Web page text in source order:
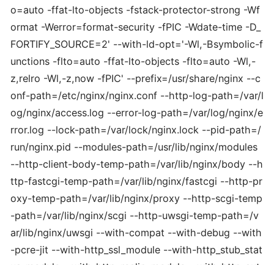
o=auto -ffat-lto-objects -fstack-protector-strong -Wf
ormat -Werror=format-security -fPIC -Wdate-time -D_
FORTIFY_SOURCE=2' --with-ld-opt='-Wl,-Bsymbolic-f
unctions -flto=auto -ffat-lto-objects -flto=auto -Wl,-
z,relro -Wl,-z,now -fPIC' --prefix=/usr/share/nginx --c
onf-path=/etc/nginx/nginx.conf --http-log-path=/var/l
og/nginx/access.log --error-log-path=/var/log/nginx/e
rror.log --lock-path=/var/lock/nginx.lock --pid-path=/
run/nginx.pid --modules-path=/usr/lib/nginx/modules
--http-client-body-temp-path=/var/lib/nginx/body --h
ttp-fastcgi-temp-path=/var/lib/nginx/fastcgi --http-pr
oxy-temp-path=/var/lib/nginx/proxy --http-scgi-temp
-path=/var/lib/nginx/scgi --http-uwsgi-temp-path=/v
ar/lib/nginx/uwsgi --with-compat --with-debug --with
-pcre-jit --with-http_ssl_module --with-http_stub_stat